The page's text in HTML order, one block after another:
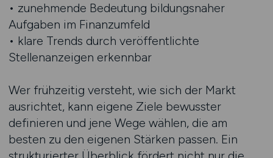
• zunehmende Bedeutung bildungsnaher
Aufgaben im Finanzumfeld
• klare Trends durch veröffentlichte
Stellenanzeigen erkennbar
Wer frühzeitig versteht, wie sich der Markt
ausrichtet, kann eigene Ziele bewusster
definieren und jene Wege wählen, die am
besten zu den eigenen Stärken passen. Ein